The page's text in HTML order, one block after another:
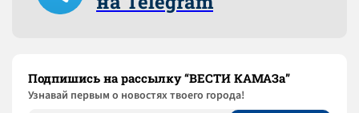
Подпишись на рассылку “ВЕСТИ КАМАЗа”
Узнaвай первым о новостях твоего города!